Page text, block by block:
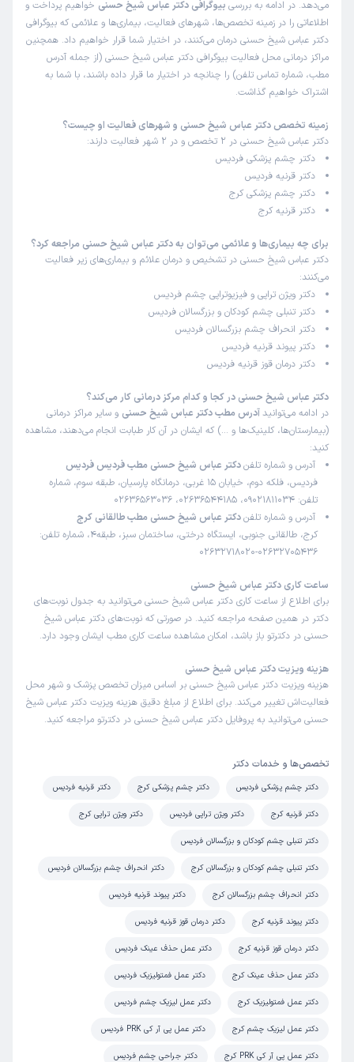
این پزشک را پیشنهاد میکنم
زمان انتظار:
منشی بسیار خوش برخورد بود و دکتر کامل و با حوصله مشکل
را توضیح داد
مهناز
این پزشک را پیشنهاد میکنم
زمان انتظار:
همه چی خوب بود
علت مراجعه:
مهناز
این پزشک را پیشنهاد میکنم
زمان انتظار:
همه خوب بود
علت مراجعه:
کاربر دکترتو
این پزشک را پیشنهاد میکنم
من از هر نظر هم آقای دکتر و هم منشی عزیزشون رو توصیه
میکنم
علت مراجعه: عمل آب مروارید
کاربر دکترتو
نوبت مطب از دکترتو
(
1404/11/25
)
این پزشک را پیشنهاد میکنم
خوب بود
(
1404/11/21
این پزشک را پیشنهاد میکنم
زمان انتظار:0-15 دقیقه
همه چیز عالی بود
مولود
این پزشک را پیشنهاد نمیکنم
می‌دهد. در ادامه به بررسی بیوگرافی دکتر عباس شیخ حسنی خواهیم پرداخت و
اطلاعاتی را در زمینه تخصص‌ها، شهرهای فعالیت، بیماری‌ها و علائمی که بیوگرافی
دکتر عباس شیخ حسنی درمان می‌کنند، در اختیار شما قرار خواهیم داد. همچنین
مراکز درمانی محل فعالیت بیوگرافی دکتر عباس شیخ حسنی (از جمله آدرس
مطب، شماره تماس تلفن) را چنانچه در اختیار ما قرار داده باشند، با شما به
اشتراک خواهیم گذاشت.
زمینه تخصص دکتر عباس شیخ حسنی و شهرهای فعالیت او چیست؟
دکتر عباس شیخ حسنی در 2 تخصص و در 2 شهر فعالیت دارند:
دکتر چشم پزشکی فردیس
دکتر قرنیه فردیس
دکتر چشم پزشکی کرج
دکتر قرنیه کرج
برای چه بیماری‌ها و علائمی می‌توان به دکتر عباس شیخ حسنی مراجعه کرد؟
دکتر عباس شیخ حسنی در تشخیص و درمان علائم و بیماری‌های زیر فعالیت
می‌کنند:
دکتر ویژن تراپی و فیزیوتراپی چشم فردیس
دکتر تنبلی چشم کودکان و بزرگسالان فردیس
دکتر انحراف چشم بزرگسالان فردیس
دکتر پیوند قرنیه فردیس
دکتر درمان قوز قرنیه فردیس
دکتر عباس شیخ حسنی در کجا و کدام مرکز درمانی کار می‌کند؟
در ادامه می‌توانید آدرس مطب دکتر عباس شیخ حسنی و سایر مراکز درمانی
(بیمارستان‌ها، کلینیک‌ها و …) که ایشان در آن کار طبابت انجام می‌دهند، مشاهده
کنید:
آدرس و شماره تلفندکتر عباس شیخ حسنی مطب فردیس فردیس
فردیس، فلکه دوم، خیابان 15 غربی، درمانگاه پارسیان، طبقه سوم، شماره
تلفن: 09021811034، 02636544185، 02636563036
آدرس و شماره تلفندکتر عباس شیخ حسنی مطب طالقانی کرج
کرج، طالقانی جنوبی، ایستگاه درختی، ساختمان سبز، طبقه4، شماره تلفن:
02632705436-02632718020
ساعت کاری دکتر عباس شیخ حسنی
برای اطلاع از ساعت کاری دکتر عباس شیخ حسنی می‌توانید به جدول نوبت‌های
دکتر در همین صفحه مراجعه کنید. در صورتی که نوبت‌های دکتر عباس شیخ
حسنی در دکترتو باز باشد، امکان مشاهده ساعت کاری مطب ایشان وجود دارد.
هزینه ویزیت دکتر عباس شیخ حسنی
هزینه ویزیت دکتر عباس شیخ حسنی بر اساس میزان تخصص پزشک و شهر محل
فعالیت‌اش تغییر می‌کند. برای اطلاع از مبلغ دقیق هزینه ویزیت دکتر عباس شیخ
حسنی می‌توانید به پروفایل دکتر عباس شیخ حسنی در دکترتو مراجعه کنید.
تخصص‌ها و خدمات دکتر
دکتر چشم پزشکی فردیس دکتر چشم پزشکی کرج دکتر قرنیه فردیس
دکتر قرنیه کرج دکتر ویژن تراپی فردیس دکتر ویژن تراپی کرج
دکتر تنبلی چشم کودکان و بزرگسالان فردیس
دکتر تنبلی چشم کودکان و بزرگسالان کرج دکتر انحراف چشم بزرگسالان فردیس
دکتر انحراف چشم بزرگسالان کرج دکتر پیوند قرنیه فردیس
دکتر پیوند قرنیه کرج دکتر درمان قوز قرنیه فردیس
دکتر درمان قوز قرنیه کرج دکتر عمل حذف عینک فردیس
دکتر عمل حذف عینک کرج دکتر عمل فمتولیزیک فردیس
دکتر عمل فمتولیزیک کرج دکتر عمل لیزیک چشم فردیس
دکتر عمل لیزیک چشم کرج دکتر عمل پی آر کی PRK فردیس
دکتر عمل پی آر کی PRK کرج دکتر جراحی چشم فردیس